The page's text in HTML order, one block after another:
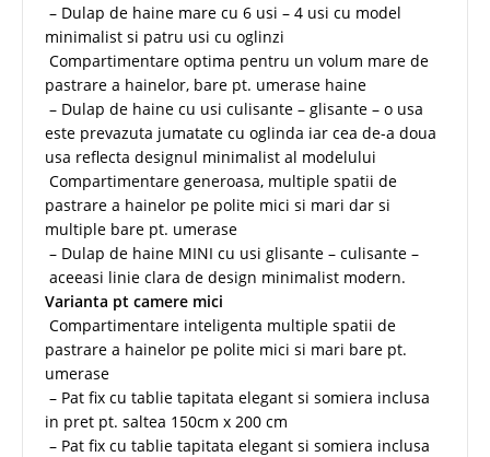
– Dulap de haine mare cu 6 usi – 4 usi cu model
minimalist si patru usi cu oglinzi
Compartimentare optima pentru un volum mare de
pastrare a hainelor, bare pt. umerase haine
– Dulap de haine cu usi culisante – glisante – o usa
este prevazuta jumatate cu oglinda iar cea de-a doua
usa reflecta designul minimalist al modelului
Compartimentare generoasa, multiple spatii de
pastrare a hainelor pe polite mici si mari dar si
multiple bare pt. umerase
– Dulap de haine MINI cu usi glisante – culisante –
aceeasi linie clara de design minimalist modern.
Varianta pt camere mici
Compartimentare inteligenta multiple spatii de
pastrare a hainelor pe polite mici si mari bare pt.
umerase
– Pat fix cu tablie tapitata elegant si somiera inclusa
in pret pt. saltea 150cm x 200 cm
– Pat fix cu tablie tapitata elegant si somiera inclusa